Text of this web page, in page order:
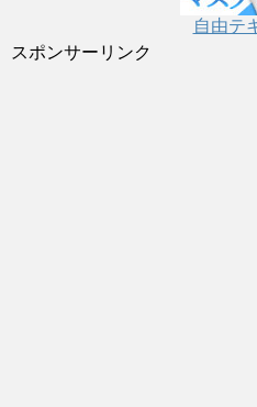
自由テ
スポンサーリンク